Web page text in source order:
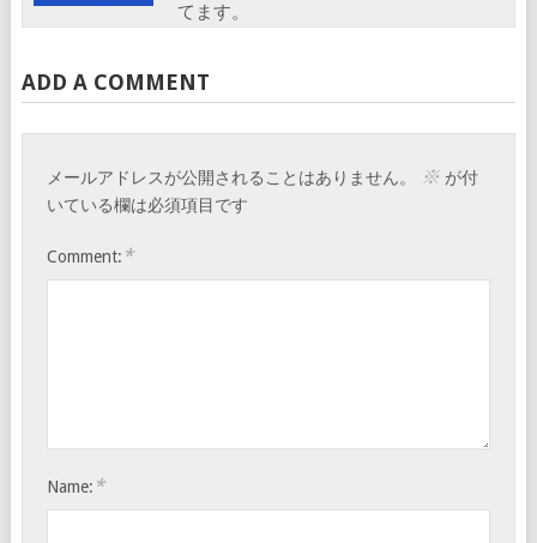
てます。
ADD A COMMENT
メールアドレスが公開されることはありません。 ※ が付
いている欄は必須項目です
Comment: *
Name: *